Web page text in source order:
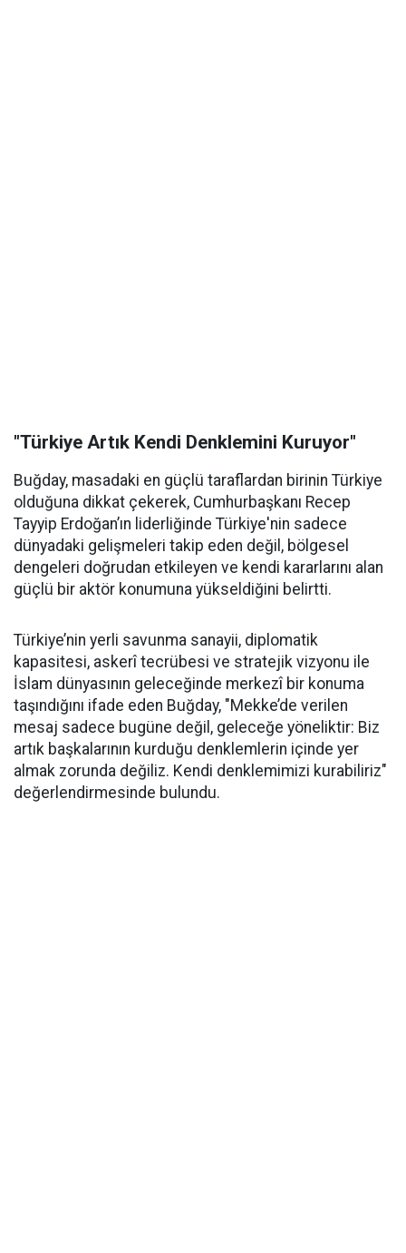
"Türkiye Artık Kendi Denklemini Kuruyor"
Buğday, masadaki en güçlü taraflardan birinin Türkiye
olduğuna dikkat çekerek, Cumhurbaşkanı Recep
Tayyip Erdoğan’ın liderliğinde Türkiye'nin sadece
dünyadaki gelişmeleri takip eden değil, bölgesel
dengeleri doğrudan etkileyen ve kendi kararlarını alan
güçlü bir aktör konumuna yükseldiğini belirtti.
Türkiye’nin yerli savunma sanayii, diplomatik
kapasitesi, askerî tecrübesi ve stratejik vizyonu ile
İslam dünyasının geleceğinde merkezî bir konuma
taşındığını ifade eden Buğday, "Mekke’de verilen
mesaj sadece bugüne değil, geleceğe yöneliktir: Biz
artık başkalarının kurduğu denklemlerin içinde yer
almak zorunda değiliz. Kendi denklemimizi kurabiliriz"
değerlendirmesinde bulundu.